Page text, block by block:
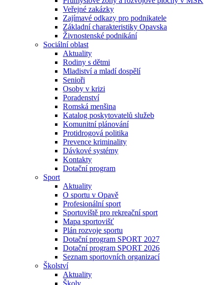
Veřejné zakázky
Zajímavé odkazy pro podnikatele
Základní charakteristiky Opavska
Živnostenské podnikání
Sociální oblast
Aktuality
Rodiny s dětmi
Mladiství a mladí dospělí
Senioři
Osoby v krizi
Poradenství
Romská menšina
Katalog poskytovatelů služeb
Komunitní plánování
Protidrogová politika
Prevence kriminality
Dávkové systémy
Kontakty
Dotační program
Sport
Aktuality
O sportu v Opavě
Profesionální sport
Sportoviště pro rekreační sport
Mapa sportovišť
Plán rozvoje sportu
Dotační program SPORT 2027
Dotační program SPORT 2026
Seznam sportovních organizací
Školství
Aktuality